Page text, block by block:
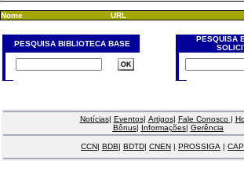
Nome URL
PESQUISA BIBLIOTECA BASE
PESQUISA
Notícias| Eventos| Artigos| Fale Conosco |
Bônus| Informações| Gerência
CCN| BDB| BDTD| CNEN | PROSSIGA |